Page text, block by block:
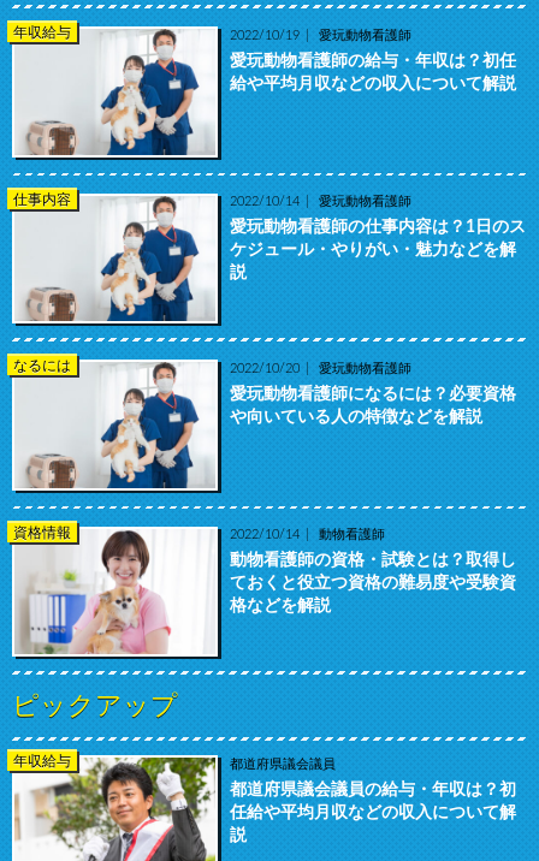
年収給与 2022/10/19 愛玩動物看護師
愛玩動物看護師の給与・年収は？初任
給や平均月収などの収入について解説
仕事内容 2022/10/14 愛玩動物看護師
愛玩動物看護師の仕事内容は？1日のス
ケジュール・やりがい・魅力などを解
説
なるには 2022/10/20 愛玩動物看護師
愛玩動物看護師になるには？必要資格
や向いている人の特徴などを解説
資格情報 2022/10/14 動物看護師
動物看護師の資格・試験とは？取得し
ておくと役立つ資格の難易度や受験資
格などを解説
ピックアップ
年収給与 都道府県議会議員
都道府県議会議員の給与・年収は？初
任給や平均月収などの収入について解
説